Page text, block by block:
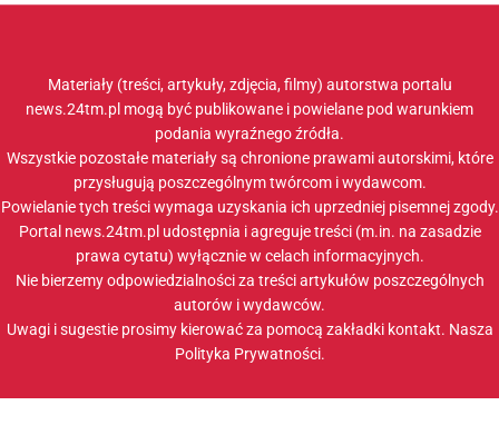
Materiały (treści, artykuły, zdjęcia, filmy) autorstwa portalu
news.24tm.pl mogą być publikowane i powielane pod warunkiem
podania wyraźnego źródła.
Wszystkie pozostałe materiały są chronione prawami autorskimi, które
przysługują poszczególnym twórcom i wydawcom.
Powielanie tych treści wymaga uzyskania ich uprzedniej pisemnej zgody.
Portal news.24tm.pl udostępnia i agreguje treści (m.in. na zasadzie
prawa cytatu) wyłącznie w celach informacyjnych.
Nie bierzemy odpowiedzialności za treści artykułów poszczególnych
autorów i wydawców.
Uwagi i sugestie prosimy kierować za pomocą zakładki kontakt. Nasza
Polityka Prywatności.